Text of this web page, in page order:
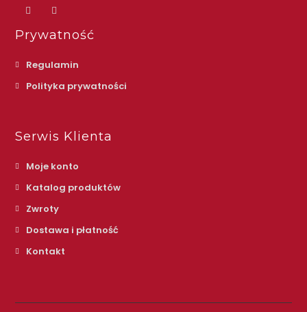
Prywatność
Regulamin
Polityka prywatności
Serwis Klienta
Moje konto
Katalog produktów
Zwroty
Dostawa i płatność
Kontakt